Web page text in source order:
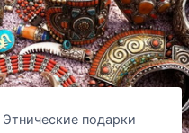
Этнические подарки